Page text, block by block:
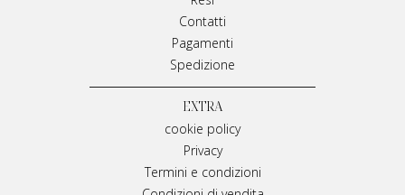
Contatti
Pagamenti
Spedizione
EXTRA
cookie policy
Privacy
Termini e condizioni